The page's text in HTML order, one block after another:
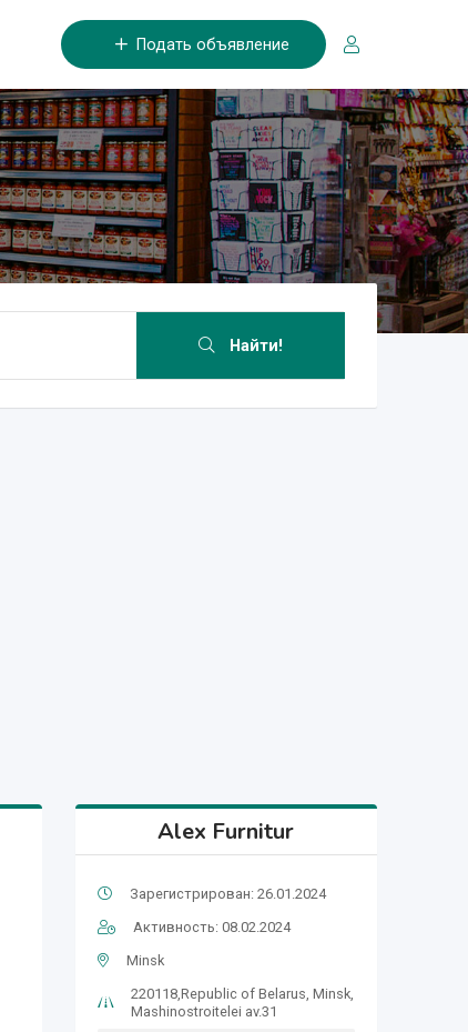
Подать объявление
Найти!
Alex Furnitur
Зарегистрирован: 26.01.2024
Активность: 08.02.2024
Minsk
220118,Republic of Belarus, Minsk,
Mashinostroitelei av.31